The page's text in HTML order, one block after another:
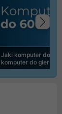
Jaki komputer do
komputer do gier |